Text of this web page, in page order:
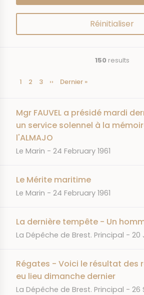
150 results
Pagination
Current
1 Page
2 Page
3
Next
››
Last
Dernier »
Mgr FAUVEL a présidé mardi
un service solennel à la
l'ALMAJO
JOURNAL
Le Marin DATE
24 February 1961
Le Mérite maritime
JOURNAL
Le Marin DATE
24 February 1961
La dernière tempête - Un
JOURNAL
La Dépêche de Brest. Principal 20
Régates - Voici le résultat des
eu lieu dimanche dernier
JOURNAL
La Dépêche de Brest. Principal 26